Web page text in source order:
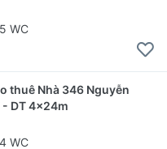
5 WC
thuê Nhà 346 Nguyễn
- DT 4x24m
4 WC